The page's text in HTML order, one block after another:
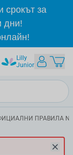
срокът за
дни!
Lilly
Junior
ПРАВИЛА